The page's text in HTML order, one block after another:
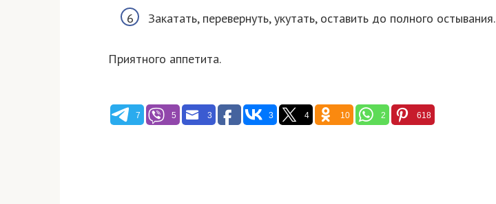
Закатать, перевернуть, укутать, оставить до полного остывания.
Приятного аппетита.
7 5 3 3 4 10 2 618